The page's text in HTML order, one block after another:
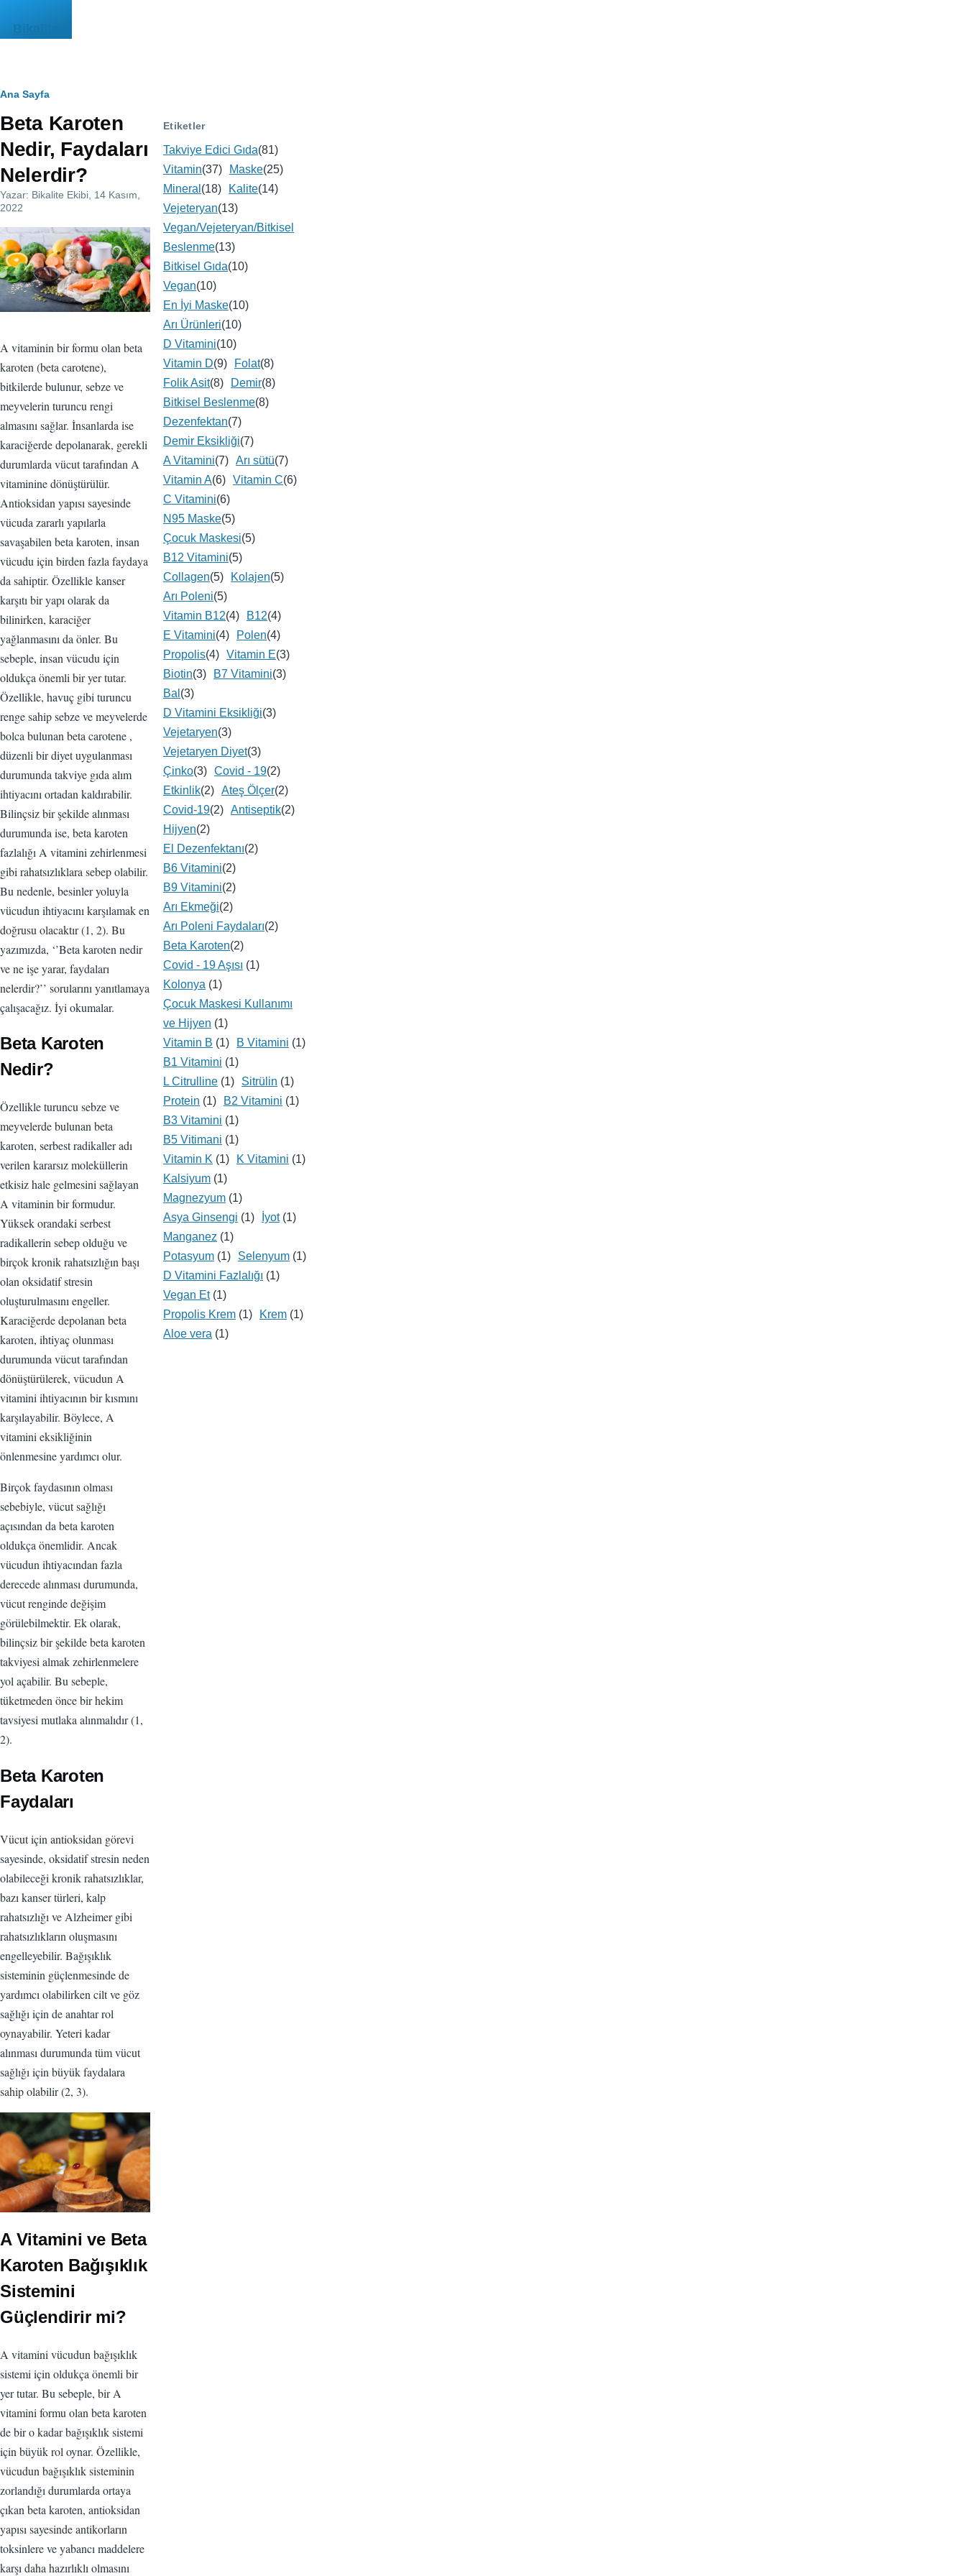
Bikalite
Sayfa
yolu
Ana Sayfa
Beta Karoten
Nedir, Faydaları
Nelerdir?
Yazar: Bikalite Ekibi , 14 Kasım,
2022
Resim
A vitaminin bir formu olan beta
karoten (beta carotene),
bitkilerde bulunur, sebze ve
meyvelerin turuncu rengi
almasını sağlar. İnsanlarda ise
karaciğerde depolanarak, gerekli
durumlarda vücut tarafından A
vitaminine dönüştürülür.
Antioksidan yapısı sayesinde
vücuda zararlı yapılarla
savaşabilen beta karoten, insan
vücudu için birden fazla faydaya
da sahiptir. Özellikle kanser
karşıtı bir yapı olarak da
bilinirken, karaciğer
yağlanmasını da önler. Bu
sebeple, insan vücudu için
oldukça önemli bir yer tutar.
Özellikle, havuç gibi turuncu
renge sahip sebze ve meyvelerde
bolca bulunan beta carotene ,
düzenli bir diyet uygulanması
durumunda takviye gıda alım
ihtiyacını ortadan kaldırabilir.
Bilinçsiz bir şekilde alınması
durumunda ise, beta karoten
fazlalığı A vitamini zehirlenmesi
gibi rahatsızlıklara sebep olabilir.
Bu nedenle, besinler yoluyla
vücudun ihtiyacını karşılamak en
doğrusu olacaktır (1, 2). Bu
yazımızda, ‘’Beta karoten nedir
ve ne işe yarar, faydaları
nelerdir?’’ sorularını yanıtlamaya
çalışacağız. İyi okumalar.
Beta Karoten
Nedir?
Özellikle turuncu sebze ve
meyvelerde bulunan beta
karoten, serbest radikaller adı
verilen kararsız moleküllerin
etkisiz hale gelmesini sağlayan
A vitaminin bir formudur.
Yüksek orandaki serbest
radikallerin sebep olduğu ve
birçok kronik rahatsızlığın başı
olan oksidatif stresin
oluşturulmasını engeller.
Karaciğerde depolanan beta
karoten, ihtiyaç olunması
durumunda vücut tarafından
dönüştürülerek, vücudun A
vitamini ihtiyacının bir kısmını
karşılayabilir. Böylece, A
vitamini eksikliğinin
önlenmesine yardımcı olur.
Birçok faydasının olması
sebebiyle, vücut sağlığı
açısından da beta karoten
oldukça önemlidir. Ancak
vücudun ihtiyacından fazla
derecede alınması durumunda,
vücut renginde değişim
görülebilmektir. Ek olarak,
bilinçsiz bir şekilde beta karoten
takviyesi almak zehirlenmelere
yol açabilir. Bu sebeple,
tüketmeden önce bir hekim
tavsiyesi mutlaka alınmalıdır (1,
2).
Beta Karoten
Faydaları
Vücut için antioksidan görevi
sayesinde, oksidatif stresin neden
olabileceği kronik rahatsızlıklar,
bazı kanser türleri, kalp
rahatsızlığı ve Alzheimer gibi
rahatsızlıkların oluşmasını
engelleyebilir. Bağışıklık
sisteminin güçlenmesinde de
yardımcı olabilirken cilt ve göz
sağlığı için de anahtar rol
oynayabilir. Yeteri kadar
alınması durumunda tüm vücut
sağlığı için büyük faydalara
sahip olabilir (2, 3).
A Vitamini ve Beta
Karoten Bağışıklık
Sistemini
Güçlendirir mi?
A vitamini vücudun bağışıklık
sistemi için oldukça önemli bir
yer tutar. Bu sebeple, bir A
vitamini formu olan beta karoten
de bir o kadar bağışıklık sistemi
için büyük rol oynar. Özellikle,
vücudun bağışıklık sisteminin
zorlandığı durumlarda ortaya
çıkan beta karoten, antioksidan
yapısı sayesinde antikorların
toksinlere ve yabancı maddelere
karşı daha hazırlıklı olmasını
Etiketler
Takviye Edici Gıda(81)
Vitamin(37) Maske(25)
Mineral (18) Kalite(14)
Vejeteryan(13)
Vegan/Vejeteryan/Bitkisel
Beslenme(13)
Bitkisel Gıda(10)
Vegan(10)
En İyi Maske(10)
Arı Ürünleri(10)
D Vitamini(10)
Vitamin D(9) Folat(8)
Folik Asit(8) Demir(8)
Bitkisel Beslenme(8)
Dezenfektan(7)
Demir Eksikliği(7)
A Vitamini(7) Arı sütü(7)
Vitamin A(6) Vitamin C(6)
C Vitamini(6)
N95 Maske(5)
Çocuk Maskesi(5)
B12 Vitamini(5)
Collagen(5) Kolajen(5)
Arı Poleni(5)
Vitamin B12(4) B12(4)
E Vitamini(4) Polen(4)
Propolis(4) Vitamin E(3)
Biotin(3) B7 Vitamini(3)
Bal (3)
D Vitamini Eksikliği(3)
Vejetaryen(3)
Vejetaryen Diyet(3)
Çinko(3) Covid - 19(2)
Etkinlik(2) Ateş Ölçer(2)
Covid-19(2) Antiseptik(2)
Hijyen(2)
El Dezenfektanı(2)
B6 Vitamini(2)
B9 Vitamini(2)
Arı Ekmeği(2)
Arı Poleni Faydaları(2)
Beta Karoten(2)
Covid - 19 Aşısı (1)
Kolonya (1)
Çocuk Maskesi Kullanımı
ve Hijyen (1)
Vitamin B (1) B Vitamini (1)
B1 Vitamini (1)
L Citrulline (1) Sitrülin (1)
Protein (1) B2 Vitamini (1)
B3 Vitamini (1)
B5 Vitimani (1)
Vitamin K (1) K Vitamini (1)
Kalsiyum (1)
Magnezyum (1)
Asya Ginsengi (1) İyot(1)
Manganez (1)
Potasyum (1) Selenyum (1)
D Vitamini Fazlalığı (1)
Vegan Et(1)
Propolis Krem (1) Krem (1)
Aloe vera (1)